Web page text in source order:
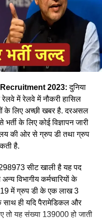
होगा लेकिन माथे पर लाल
हुए महिला लोकों पायलेट
सुरक्षित गंतव्य पहुंचाने की
नीलम बताती है कि जब वे
कर हेरान रह जाते है कुछ
कि एक महिला ट्रेन चल रही
2023:दुनिया
में रेलवे में नौकरी हासिल
के लिए अच्छी खबर है. दरअसल
के लिए कोई विज्ञापन जारी
की ओर से ग्रुप डी तथा ग्रुप
है.
298973 सीट खाली है यह पद
विभागीय कर्मचारियों के
में ग्रुप डी के एक लाख 3
साथ ही यदि पैरामेडिकल और
तो यह संख्या 139000 हो जाती